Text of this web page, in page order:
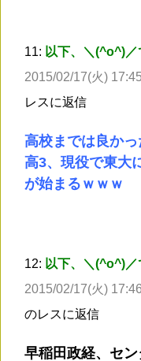
11: 以下、＼(^o^)
2015/02/17(火)
レスに返信
高校までは良か
高3、現役で東大
が始まるｗｗｗ
12: 以下、＼(^o^)
2015/02/17(火)
のレスに返信
早稲田政経、セ